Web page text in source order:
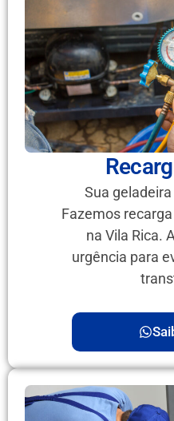
Sua
Fazemos
na Vila Rica.
urgência para